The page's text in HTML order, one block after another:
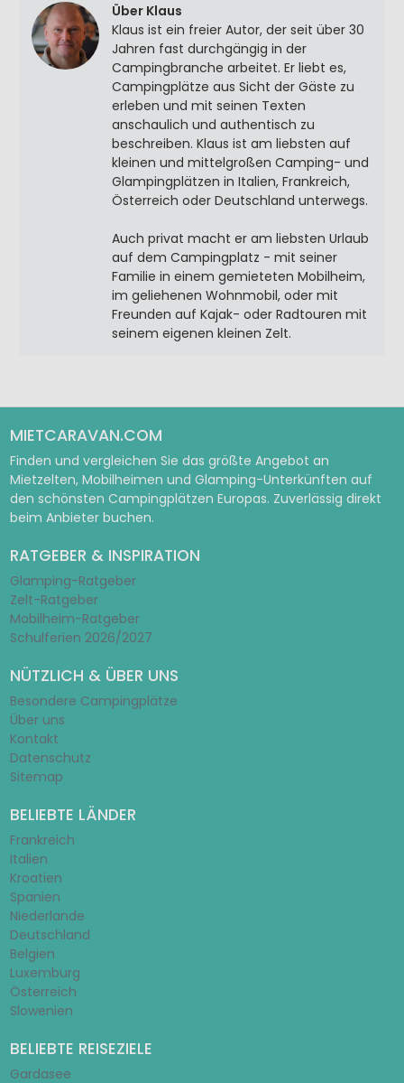
Über Klaus
Klaus ist ein freier Autor, der seit über 30
Jahren fast durchgängig in der
Campingbranche arbeitet. Er liebt es,
Campingplätze aus Sicht der Gäste zu
erleben und mit seinen Texten
anschaulich und authentisch zu
beschreiben. Klaus ist am liebsten auf
kleinen und mittelgroßen Camping- und
Glampingplätzen in Italien, Frankreich,
Österreich oder Deutschland unterwegs.
Auch privat macht er am liebsten Urlaub
auf dem Campingplatz - mit seiner
Familie in einem gemieteten Mobilheim,
im geliehenen Wohnmobil, oder mit
Freunden auf Kajak- oder Radtouren mit
seinem eigenen kleinen Zelt.
MIETCARAVAN.COM
Finden und vergleichen Sie das größte Angebot an
Mietzelten, Mobilheimen und Glamping-Unterkünften auf
den schönsten Campingplätzen Europas. Zuverlässig direkt
beim Anbieter buchen.
RATGEBER & INSPIRATION
Glamping-Ratgeber
Zelt-Ratgeber
Mobilheim-Ratgeber
Schulferien 2026/2027
NÜTZLICH & ÜBER UNS
Besondere Campingplätze
Über uns
Kontakt
Datenschutz
Sitemap
BELIEBTE LÄNDER
Frankreich
Italien
Kroatien
Spanien
Niederlande
Deutschland
Belgien
Luxemburg
Österreich
Slowenien
BELIEBTE REISEZIELE
Gardasee